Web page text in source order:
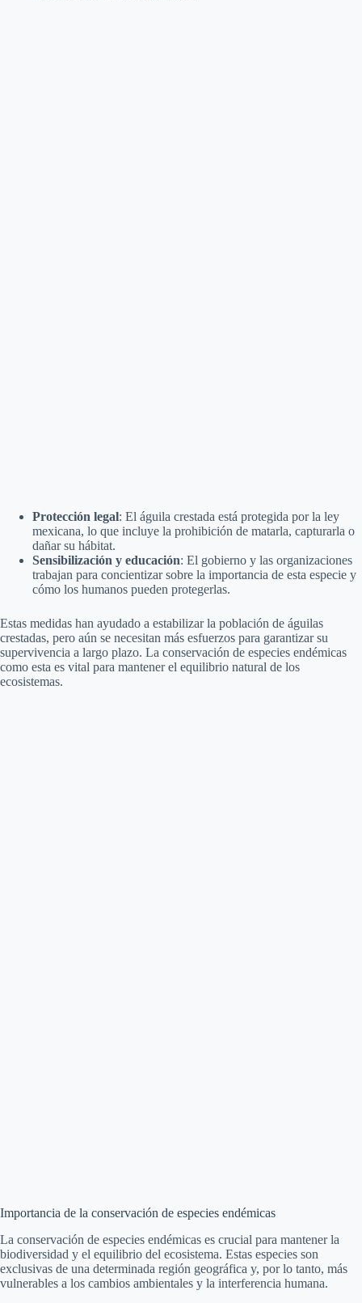
Protección legal: El águila crestada está protegida por la ley
mexicana, lo que incluye la prohibición de matarla, capturarla o
dañar su hábitat.
Sensibilización y educación: El gobierno y las organizaciones
trabajan para concientizar sobre la importancia de esta especie y
cómo los humanos pueden protegerlas.
Estas medidas han ayudado a estabilizar la población de águilas
crestadas, pero aún se necesitan más esfuerzos para garantizar su
supervivencia a largo plazo. La conservación de especies endémicas
como esta es vital para mantener el equilibrio natural de los
ecosistemas.
Importancia de la conservación de especies endémicas
La conservación de especies endémicas es crucial para mantener la
biodiversidad y el equilibrio del ecosistema. Estas especies son
exclusivas de una determinada región geográfica y, por lo tanto, más
vulnerables a los cambios ambientales y la interferencia humana.